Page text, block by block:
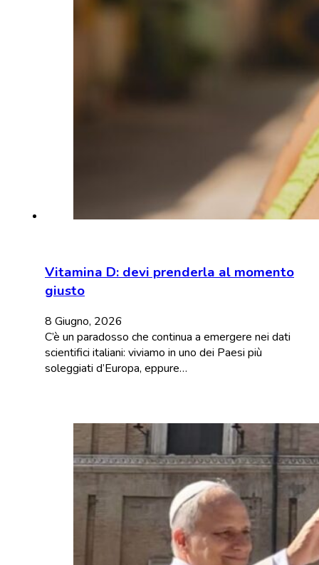
Vitamina D: devi prenderla al momento
giusto
8 Giugno, 2026
C’è un paradosso che continua a emergere nei dati
scientifici italiani: viviamo in uno dei Paesi più
soleggiati d’Europa, eppure…